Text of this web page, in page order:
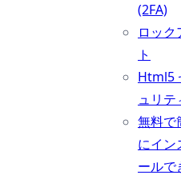
(2FA)
ロック
ト
Html5
ュリテ
無料で
にイン
ールで